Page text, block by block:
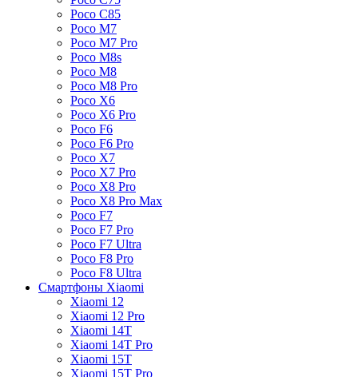
Poco C85
Poco M7
Poco M7 Pro
Poco M8s
Poco M8
Poco M8 Pro
Poco X6
Poco X6 Pro
Poco F6
Poco F6 Pro
Poco X7
Poco X7 Pro
Poco X8 Pro
Poco X8 Pro Max
Poco F7
Poco F7 Pro
Poco F7 Ultra
Poco F8 Pro
Poco F8 Ultra
Смартфоны Xiaomi
Xiaomi 12
Xiaomi 12 Pro
Xiaomi 14T
Xiaomi 14T Pro
Xiaomi 15T
Xiaomi 15T Pro